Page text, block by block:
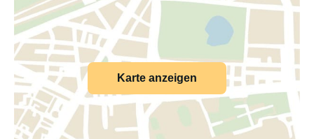
Karte anzeigen